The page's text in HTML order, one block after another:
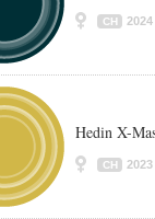
CH 2024
Hedin X-
CH 2023